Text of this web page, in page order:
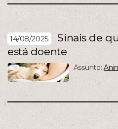
14/08/2025
Sinais de
está doente
Assunto: